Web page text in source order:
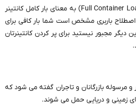
عبارت LCL مخفف عبارت (Full Container Load) به معنای بار کامل کانتینر
باربری مشخص است شما بار کافی برای
دیگر مجبور نیستید برای پر کردن کانتینرتان
مرسوله بازرگانان و تاجران گفته می شود که
زمینی و دریایی حمل می شوند.